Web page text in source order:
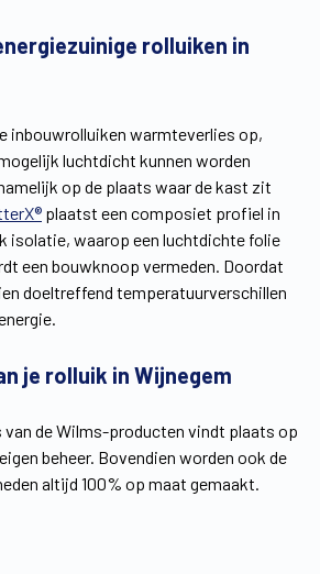
Gratis brochure rolluiken in
inbouwrolluiken warmteverlies op,
luchtdicht kunnen worden
op de plaats waar de kast zit
plaatst een composiet profiel in
isolatie, waarop een luchtdichte folie
een bouwknoop vermeden. Doordat
doeltreffend temperatuurverschillen
je rolluik in Wijnegem
de Wilms-producten vindt plaats op
beheer. Bovendien worden ook de
altijd 100% op maat gemaakt.